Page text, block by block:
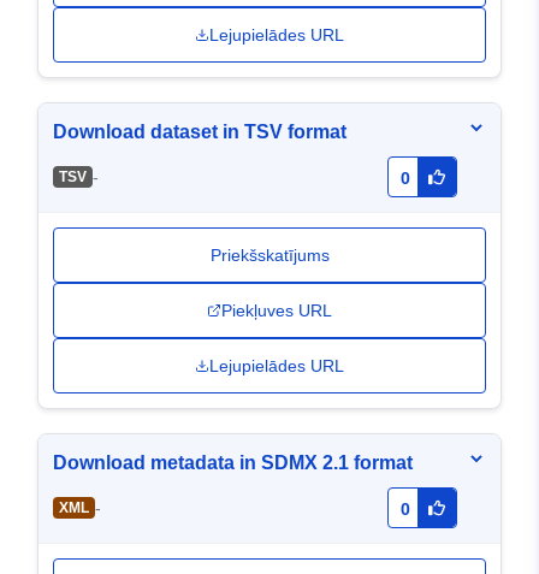
Lejupielādes URL
Download dataset in TSV format
TSV - 0
Priekšskatījums
Piekļuves URL
Lejupielādes URL
Download metadata in SDMX 2.1 format
XML - 0